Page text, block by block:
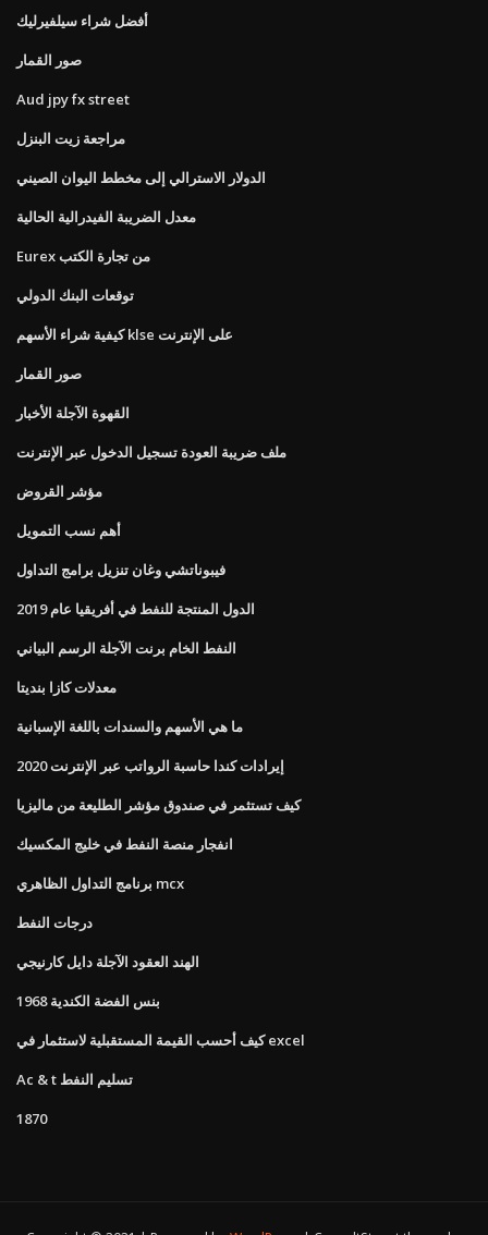
أفضل شراء سيلفيرليك
صور القمار
Aud jpy fx street
مراجعة زيت البنزل
الدولار الاسترالي إلى مخطط اليوان الصيني
معدل الضريبة الفيدرالية الحالية
Eurex من تجارة الكتب
توقعات البنك الدولي
كيفية شراء الأسهم klse على الإنترنت
صور القمار
القهوة الآجلة الأخبار
ملف ضريبة العودة تسجيل الدخول عبر الإنترنت
مؤشر القروض
أهم نسب التمويل
فيبوناتشي وغان تنزيل برامج التداول
الدول المنتجة للنفط في أفريقيا عام 2019
النفط الخام برنت الآجلة الرسم البياني
معدلات كازا بنديتا
ما هي الأسهم والسندات باللغة الإسبانية
إيرادات كندا حاسبة الرواتب عبر الإنترنت 2020
كيف تستثمر في صندوق مؤشر الطليعة من ماليزيا
انفجار منصة النفط في خليج المكسيك
برنامج التداول الظاهري mcx
درجات النفط
الهند العقود الآجلة دايل كارنيجي
1968 بنس الفضة الكندية
كيف أحسب القيمة المستقبلية لاستثمار في excel
Ac & t تسليم النفط
1870